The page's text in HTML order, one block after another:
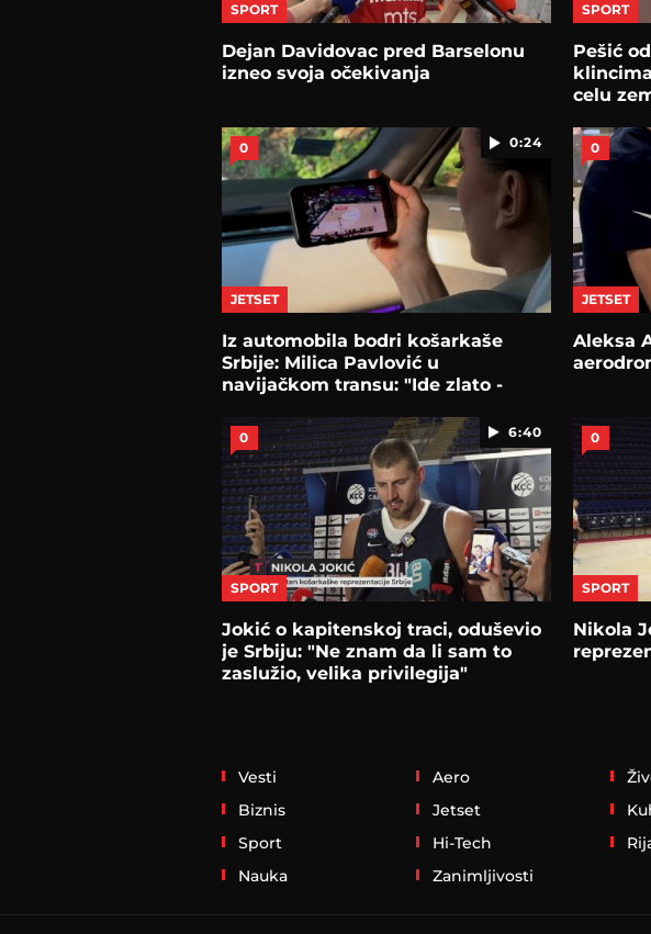
SPORT
Dejan Davidovac pred Barselonu
izneo svoja očekivanja
SPORT
Pešić
celu
0:24
0
JETSET
Iz automobila bodri košarkaše
Srbije: Milica Pavlović u
navijačkom transu: "Ide zlato -
0
JETSET
Aleksa
6:40
0
SPORT
Jokić o kapitenskoj traci, oduševio
je Srbiju: "Ne znam da li sam to
zaslužio, velika privilegija"
0
SPORT
Nikola
Vesti
Biznis
Sport
Nauka
Aero
Jetset
Hi-Tech
Zanimljivosti